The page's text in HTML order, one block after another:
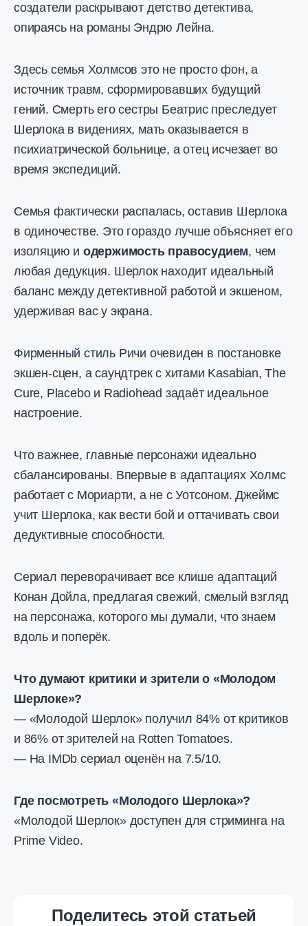
создатели раскрывают детство детектива,
опираясь на романы Эндрю Лейна.
Здесь семья Холмсов это не просто фон, а
источник травм, сформировавших будущий
гений. Смерть его сестры Беатрис преследует
Шерлока в видениях, мать оказывается в
психиатрической больнице, а отец исчезает во
время экспедиций.
Семья фактически распалась, оставив Шерлока
в одиночестве. Это гораздо лучше объясняет его
изоляцию и одержимость правосудием, чем
любая дедукция. Шерлок находит идеальный
баланс между детективной работой и экшеном,
удерживая вас у экрана.
Фирменный стиль Ричи очевиден в постановке
экшен-сцен, а саундтрек с хитами Kasabian, The
Cure, Placebo и Radiohead задаёт идеальное
настроение.
Что важнее, главные персонажи идеально
сбалансированы. Впервые в адаптациях Холмс
работает с Мориарти, а не с Уотсоном. Джеймс
учит Шерлока, как вести бой и оттачивать свои
дедуктивные способности.
Сериал переворачивает все клише адаптаций
Конан Дойла, предлагая свежий, смелый взгляд
на персонажа, которого мы думали, что знаем
вдоль и поперёк.
Что думают критики и зрители о «Молодом
Шерлоке»?
— «Молодой Шерлок» получил 84% от критиков
и 86% от зрителей на Rotten Tomatoes.
— На IMDb сериал оценён на 7.5/10.
Где посмотреть «Молодого Шерлока»?
«Молодой Шерлок» доступен для стриминга на
Prime Video.
Поделитесь этой статьей